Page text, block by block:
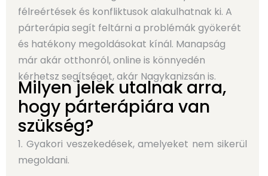
félreértések és konfliktusok alakulhatnak ki. A
párterápia segít feltárni a problémák gyökerét
és hatékony megoldásokat kínál. Manapság
már akár otthonról, online is könnyedén
kérhetsz segítséget, akár Nagykanizsán is.
Milyen jelek utalnak arra,
hogy párterápiára van
szükség?
1. Gyakori veszekedések, amelyeket nem sikerül
megoldani.